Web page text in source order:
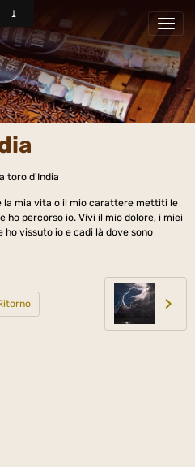
la mia vita o il mio carattere mettiti le
ho percorso io. Vivi il mio dolore, i miei
ho vissuto io e cadi là dove sono